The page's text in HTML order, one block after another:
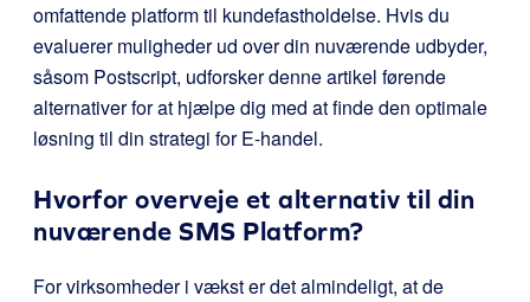
omfattende platform til kundefastholdelse. Hvis du
evaluerer muligheder ud over din nuværende udbyder,
såsom Postscript, udforsker denne artikel førende
alternativer for at hjælpe dig med at finde den optimale
løsning til din strategi for E-handel.
Hvorfor overveje et alternativ til din
nuværende SMS Platform?
For virksomheder i vækst er det almindeligt, at de